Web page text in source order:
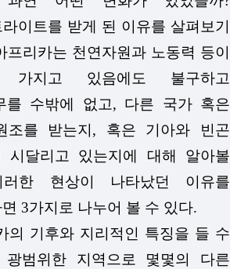
이트를 받게 된 이유를 살펴보기
프리카는 천연자원과 노동력 등이
가지고 있음에도 불구하고
를 수밖에 없고, 다른 국가 혹은
조를 받는지, 혹은 기아와 빈곤
시달리고 있는지에 대해 알아볼
한 현상이 나타났던 이유를
3가지로 나누어 볼 수 있다.
의 기후와 지리적인 특징을 들 수
광범위한 지역으로 몇몇의 다른